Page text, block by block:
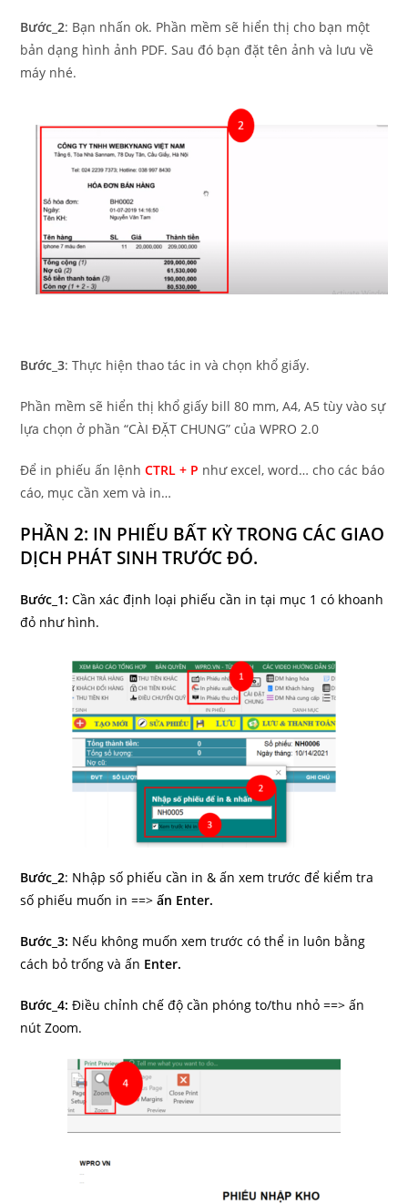
Bước_2: Bạn nhấn ok. Phần mềm sẽ hiển thị cho bạn một
bản dạng hình ảnh PDF. Sau đó bạn đặt tên ảnh và lưu về
máy nhé.
Bước_3: Thực hiện thao tác in và chọn khổ giấy.
Phần mềm sẽ hiển thị khổ giấy bill 80 mm, A4, A5 tùy vào sự
lựa chọn ở phần “CÀI ĐẶT CHUNG” của WPRO 2.0
Để in phiếu ấn lệnhCTRL + P như excel, word… cho các báo
cáo, mục cần xem và in…
PHẦN 2: IN PHIẾU BẤT KỲ TRONG CÁC GIAO
DỊCH PHÁT SINH TRƯỚC ĐÓ.
Bước_1: Cần xác định loại phiếu cần in tại mục 1 có khoanh
đỏ như hình.
Bước_2: Nhập số phiếu cần in & ấn xem trước để kiểm tra
số phiếu muốn in ==> ấn Enter.
Bước_3: Nếu không muốn xem trước có thể in luôn bằng
cách bỏ trống và ấn Enter.
Bước_4: Điều chỉnh chế độ cần phóng to/thu nhỏ ==> ấn
nút Zoom.